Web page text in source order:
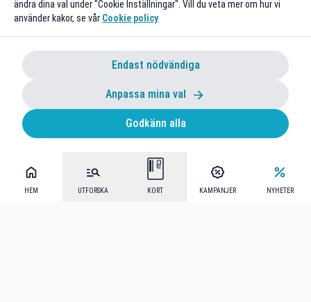
HEM UTFORSKA KORT KAMPANJER NYHETER
ändra dina val under "Cookie Inställningar". Vill du veta mer om hur vi
använder kakor, se vår Cookie policy
Endast nödvändiga
Anpassa mina val
Godkänn alla